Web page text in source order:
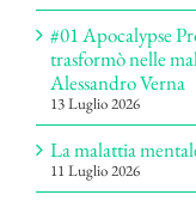
#01 Apocalypse
trasformò nelle
Alessandro Verna
13 Luglio 2026
La malattia
11 Luglio 2026